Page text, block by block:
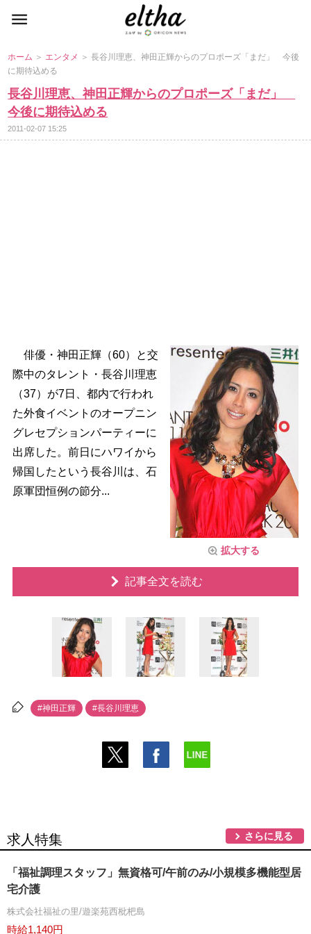
ホーム ＞ エンタメ ＞ 長谷川理恵、神田正輝からのプロポーズ「まだ」 今後
に期待込める
長谷川理恵、神田正輝からのプロポーズ「まだ」
今後に期待込める
2011-02-07 15:25
拡大する
俳優・神田正輝（60）と交
際中のタレント・長谷川理恵
（37）が7日、都内で行われ
た外食イベントのオープニン
グレセプションパーティーに
出席した。前日にハワイから
帰国したという長谷川は、石
原軍団恒例の節分...
記事全文を読む
#神田正輝 #長谷川理恵
求人特集 さらに見る
「福祉調理スタッフ」無資格可/午前のみ/小規模多機能型居
宅介護
株式会社福祉の里/遊楽苑西枇杷島
時給1,140円